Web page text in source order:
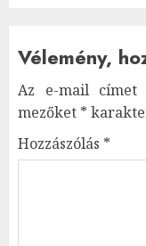
Vélemény,
Az e-mail címet
mezőket *
Hozzászólás *